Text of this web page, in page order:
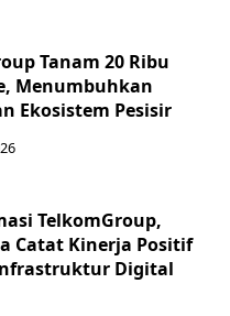
Tanam 20 Ribu
Menumbuhkan
Ekosistem Pesisir
TelkomGroup,
Catat Kinerja Positif
Digital